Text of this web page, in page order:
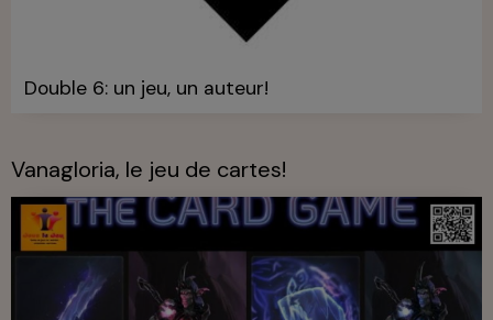
Double 6: un jeu, un auteur!
Vanagloria, le jeu de cartes!